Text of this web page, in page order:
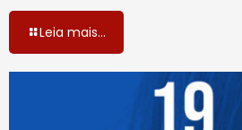
Leia mais...